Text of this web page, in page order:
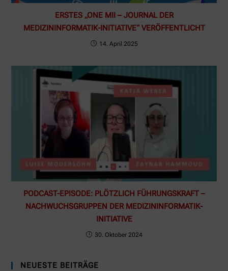
ERSTES „ONE MII – JOURNAL DER
MEDIZININFORMATIK-INITIATIVE“ VERÖFFENTLICHT
14. April 2025
PODCAST-EPISODE: PLÖTZLICH FÜHRUNGSKRAFT –
NACHWUCHSGRUPPEN DER MEDIZININFORMATIK-
INITIATIVE
30. Oktober 2024
NEUESTE BEITRÄGE